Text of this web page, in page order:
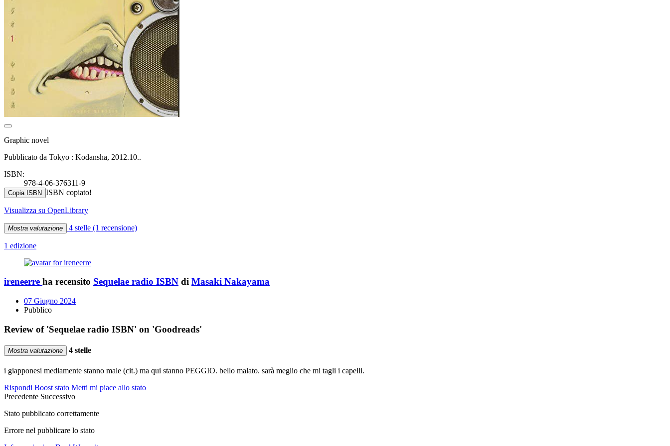
Graphic novel
Pubblicato da Tokyo : Kodansha, 2012.10..
ISBN:
978-4-06-376311-9
Copia ISBN ISBN copiato!
Visualizza su OpenLibrary
Mostra valutazione 4 stelle (1 recensione)
1 edizione
ireneerre ha recensito Sequelae radio ISBN di Masaki Nakayama
07 Giugno 2024
Pubblico
Review of 'Sequelae radio ISBN' on 'Goodreads'
Mostra valutazione 4 stelle
i giapponesi mediamente stanno male (cit.) ma qui stanno PEGGIO. bello malato. sarà meglio che mi tagli i capelli.
Rispondi Boost stato Metti mi piace allo stato
Precedente Successivo
Stato pubblicato correttamente
Errore nel pubblicare lo stato